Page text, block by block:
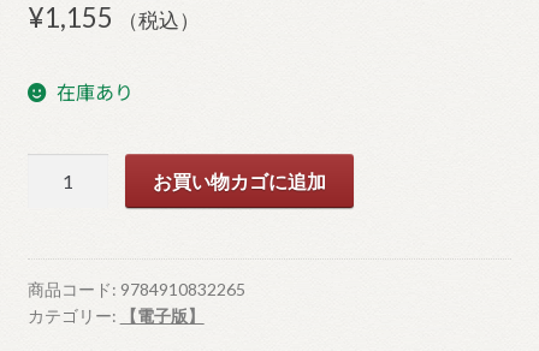
¥1,155 （税込）
在庫あり
フ
リ
ー
お買い物カゴに追加
商品コード: 9784910832265
カテゴリー:
【電子版】